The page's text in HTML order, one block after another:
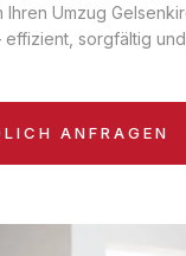
Ihren Umzug
effizient, sorgfältig
ANFRAGEN